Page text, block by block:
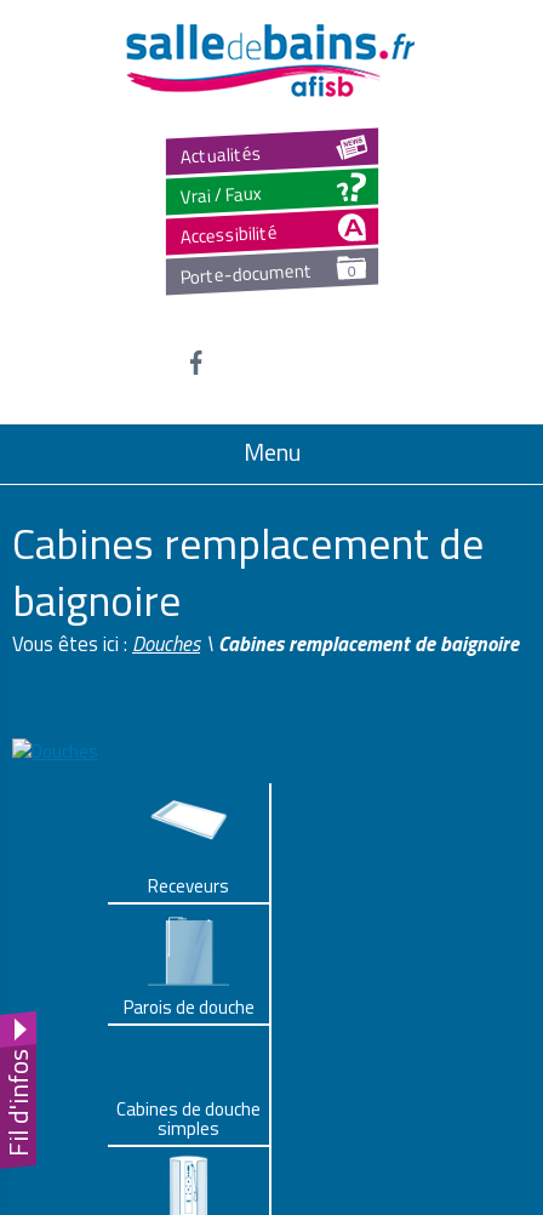
Actualités
Vrai / Faux
Accessibilité
Porte-document 0
Menu
Cabines remplacement de
baignoire
Vous êtes ici : Douches\Cabines remplacement de baignoire
Receveurs
Parois de douche
Cabines de douche
simples